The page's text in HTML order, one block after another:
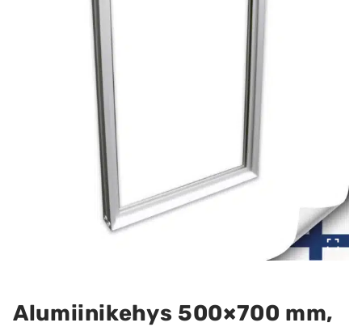
Alumiinikehys 500×700 mm,